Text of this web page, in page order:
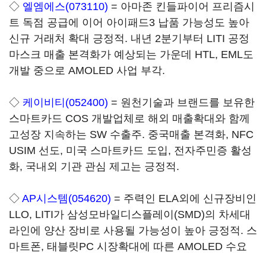
◇ 엘엠에스(073110) = 아마존 킨들파이어 프리즘시
트 독점 공급에 이어 아이패드3 납품 가능성도 높아
신규 거래처 확대 긍정적. 내년 2분기부터 LITI 공정
마스크 매출 본격화가 예상되는 가운데 HTL, EML도
개발 중으로 AMOLED 사업 부각.
◇ 케이비티(052400) = 원천기술과 브랜드를 보유한
스마트카드 COS 개발업체로 해외 매출확대와 함께
고성장 지속하는 SW 수출주. 중국매출 본격화, NFC
USIM 선도, 미국 스마트카드 도입, 전자주민증 활성
화, 국내외 기관 관심 제고는 긍정적.
◇ AP시스템(054620) = 주력인 ELA외에 신규장비인
LLO, LITI가 삼성모바일디스플레이(SMD)의 차세대
라인에 양산 장비로 사용될 가능성이 높아 긍정적. 스
마트폰, 태블릿PC 시장확대에 따른 AMOLED 수요